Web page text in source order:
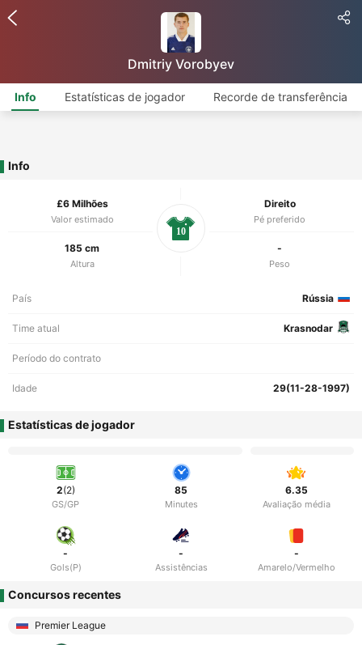
Dmitriy Vorobyev
Info Estatísticas de jogador Recorde de transferência
Info
£6 Milhões
Valor estimado
Direito
Pé preferido
185 cm
Altura
-
Peso
10
País Rússia
Time atual Krasnodar
Período do contrato
Idade 29(11-28-1997)
Estatísticas de jogador
2(2)
GS/GP
85
Minutes
6.35
Avaliação média
-
Gols(P)
-
Assistências
-
Amarelo/Vermelho
Concursos recentes
Premier League